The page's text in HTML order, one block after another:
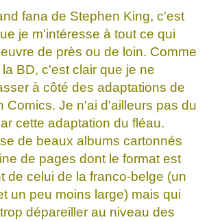
fana de Stephen King, c'est
je m'intéresse à tout ce qui
de près ou de loin. Comme
BD, c'est clair que je ne
à côté des adaptations de
Comics. Je n'ai d'ailleurs pas du
cette adaptation du fléau.
de beaux albums cartonnés
de pages dont le format est
de celui de la franco-belge (un
un peu moins large) mais qui
dépareiller au niveau des